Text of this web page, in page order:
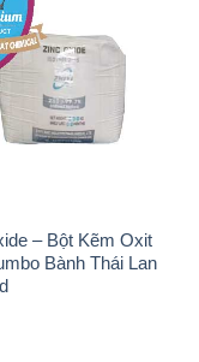
– Bột Kẽm Oxit
Bành Thái Lan